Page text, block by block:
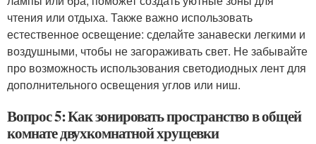
чтения или отдыха. Также важно использовать
естественное освещение: сделайте занавески легкими и
воздушными, чтобы не загораживать свет. Не забывайте
про возможность использования светодиодных лент для
дополнительного освещения углов или ниш.
Вопрос 5: Как зонировать пространство в общей
комнате двухкомнатной хрущевки